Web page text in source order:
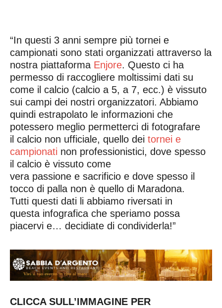
“In questi 3 anni sempre più tornei e
campionati sono stati organizzati attraverso la
nostra piattaforma Enjore. Questo ci ha
permesso di raccogliere moltissimi dati su
come il calcio (calcio a 5, a 7, ecc.) è vissuto
sui campi dei nostri organizzatori. Abbiamo
quindi estrapolato le informazioni che
potessero meglio permetterci di fotografare
il calcio non ufficiale, quello dei tornei e
campionati non professionistici, dove spesso
il calcio è vissuto come
vera passione e sacrificio e dove spesso il
tocco di palla non è quello di Maradona.
Tutti questi dati li abbiamo riversati in
questa infografica che speriamo possa
piacervi e… decidiate di condividerla!”
CLICCA SULL’IMMAGINE PER